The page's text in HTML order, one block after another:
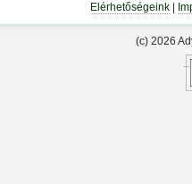
Elérhetőségeink|
(c) 2026